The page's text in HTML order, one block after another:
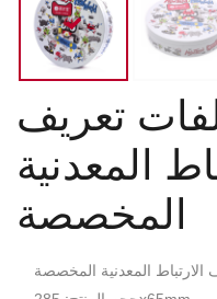
تعريف
المعدنية
المخصصة
المعدنية المخصصة